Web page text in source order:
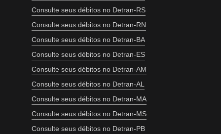
Consulte seus débitos no Detran-RS
Consulte seus débitos no Detran-RN
Consulte seus débitos no Detran-BA
Consulte seus débitos no Detran-ES
Consulte seus débitos no Detran-AM
Consulte seus débitos no Detran-AL
Consulte seus débitos no Detran-MA
Consulte seus débitos no Detran-MS
Consulte seus débitos no Detran-PB